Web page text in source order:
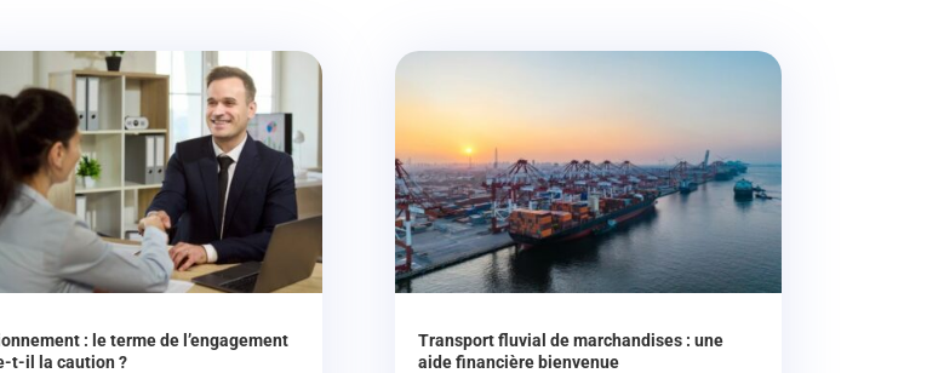
: le terme de l’engagement
t-il la caution ?
Transport fluvial de marchandises : une
aide financière bienvenue